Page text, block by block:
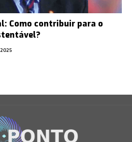
Como contribuir para o
2025